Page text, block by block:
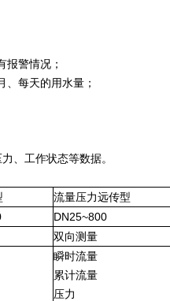
报警情况；
每天的用水量；
、工作状态等数据。
流量压力远传型
DN25~800
双向测量
瞬时流量
累计流量
压力